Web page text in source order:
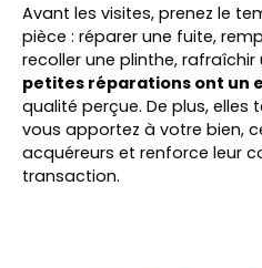
Avant les visites, prenez le
pièce : réparer une fuite,
recoller une plinthe,
petites réparations ont un
qualité perçue. De plus, elles
vous apportez à votre bien,
acquéreurs et renforce leur
transaction.